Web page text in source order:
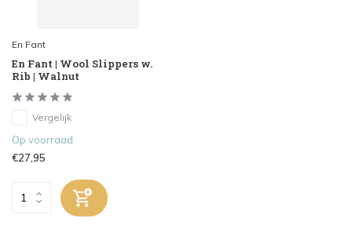
En Fant
En Fant | Wool Slippers w.
Rib | Walnut
Vergelijk
Op voorraad
€27,95